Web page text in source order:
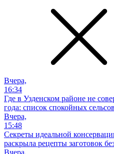
Вчера,
16:34
Где в Узденском районе не
года: список спокойных
Вчера,
15:48
Секреты идеальной
раскрыла рецепты заготовок